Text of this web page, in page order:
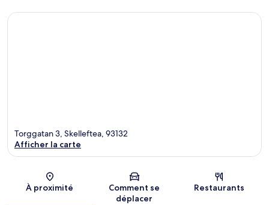
Carte
Torggatan 3, Skelleftea, 93132
Afficher la carte
À proximité
Comment se
déplacer
Restaurants